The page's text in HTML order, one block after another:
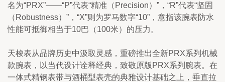
名为“PRX”——“P”代表“精准（Precision）”，“R”代表“坚固
（Robustness）”，“X”则为罗马数字“10”，意指该腕表防水
性能可抵御相当于10巴（100米）的压力。
天梭表从品牌历史中汲取灵感，重磅推出全新PRX系列机械
款腕表，以当代设计诠释经典，致敬原版PRX系列腕表。在
一体式精钢表带与酒桶型表壳的典雅设计基础之上，垂直拉